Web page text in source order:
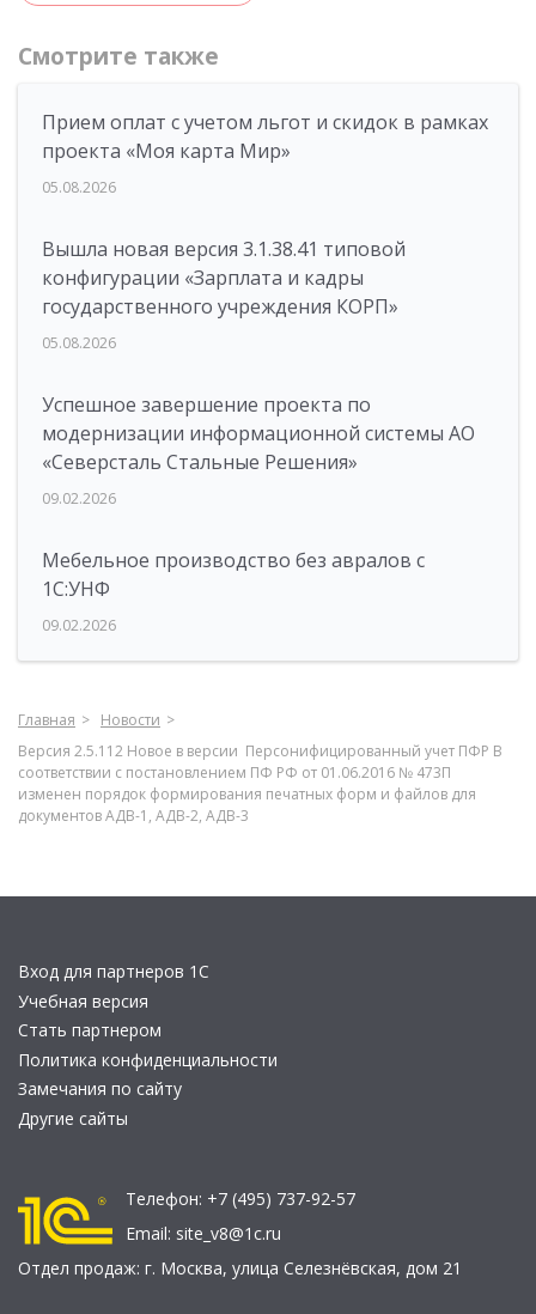
Смотрите также
Прием оплат с учетом льгот и скидок в рамках
проекта «Моя карта Мир»
05.08.2026
Вышла новая версия 3.1.38.41 типовой
конфигурации «Зарплата и кадры
государственного учреждения КОРП»
05.08.2026
Успешное завершение проекта по
модернизации информационной системы АО
«Северсталь Стальные Решения»
09.02.2026
Мебельное производство без авралов с
1С:УНФ
09.02.2026
Главная
Новости
Версия 2.5.112 Новое в версии Персонифицированный учет ПФР В
соответствии с постановлением ПФ РФ от 01.06.2016 № 473П
изменен порядок формирования печатных форм и файлов для
документов АДВ-1, АДВ-2, АДВ-3
Вход для партнеров 1С
Учебная версия
Стать партнером
Политика конфиденциальности
Замечания по сайту
Другие сайты
Телефон: +7 (495) 737-92-57
Email: site_v8@1c.ru
Отдел продаж: г. Москва, улица Селезнёвская, дом 21